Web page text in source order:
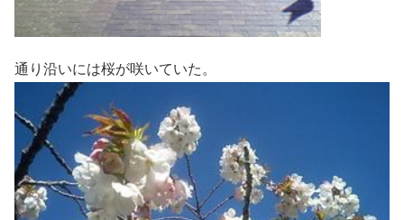
通り沿いには桜が咲いていた。